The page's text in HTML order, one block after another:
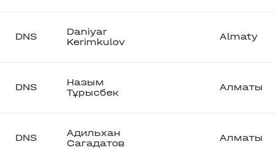
DNS
Daniyar
Kerimkulov
Almaty
DNS
Назым
Тұрысбек
Алматы
DNS
Адильхан
Сагадатов
Алматы